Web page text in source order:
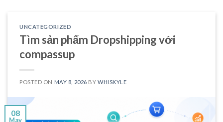
UNCATEGORIZED
Tìm sản phẩm Dropshipping với
compassup
POSTED ON MAY 8, 2026 BYWHISKYLE
08
May